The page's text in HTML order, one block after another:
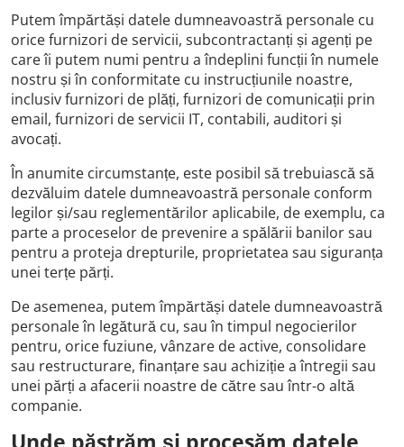
Putem împărtăși datele dumneavoastră personale cu
orice furnizori de servicii, subcontractanți și agenți pe
care îi putem numi pentru a îndeplini funcții în numele
nostru și în conformitate cu instrucțiunile noastre,
inclusiv furnizori de plăți, furnizori de comunicații prin
email, furnizori de servicii IT, contabili, auditori și
avocați.
În anumite circumstanțe, este posibil să trebuiască să
dezvăluim datele dumneavoastră personale conform
legilor și/sau reglementărilor aplicabile, de exemplu, ca
parte a proceselor de prevenire a spălării banilor sau
pentru a proteja drepturile, proprietatea sau siguranța
unei terțe părți.
De asemenea, putem împărtăși datele dumneavoastră
personale în legătură cu, sau în timpul negocierilor
pentru, orice fuziune, vânzare de active, consolidare
sau restructurare, finanțare sau achiziție a întregii sau
unei părți a afacerii noastre de către sau într-o altă
companie.